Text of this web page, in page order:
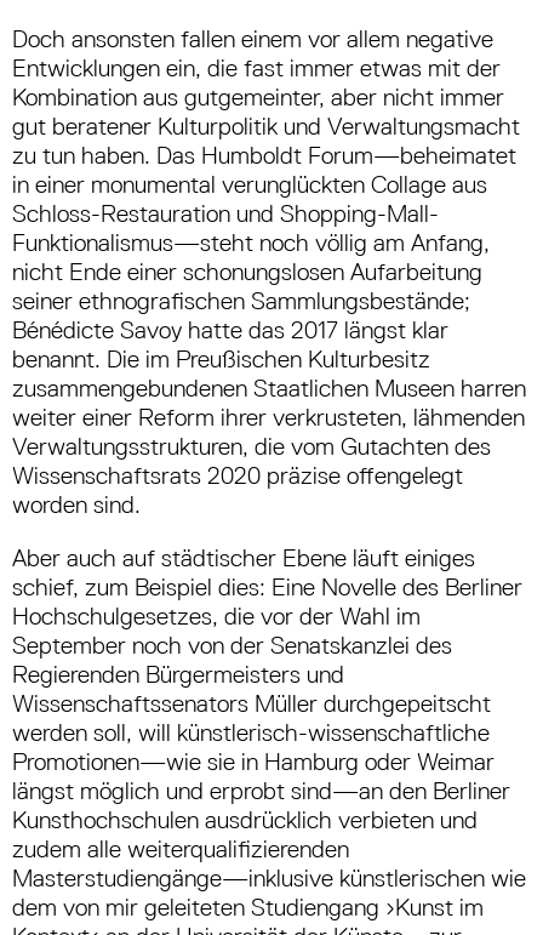
Doch ansonsten fallen einem vor allem negative
Entwicklungen ein, die fast immer etwas mit der
Kombination aus gutgemeinter, aber nicht immer
gut beratener Kulturpolitik und Verwaltungsmacht
zu tun haben. Das Humboldt Forum—beheimatet
in einer monumental verunglückten Collage aus
Schloss-Restauration und Shopping-Mall-
Funktionalismus—steht noch völlig am Anfang,
nicht Ende einer schonungslosen Aufarbeitung
seiner ethnografischen Sammlungsbestände;
Bénédicte Savoy hatte das 2017 längst klar
benannt. Die im Preußischen Kulturbesitz
zusammengebundenen Staatlichen Museen harren
weiter einer Reform ihrer verkrusteten, lähmenden
Verwaltungsstrukturen, die vom Gutachten des
Wissenschaftsrats 2020 präzise offengelegt
worden sind.
Aber auch auf städtischer Ebene läuft einiges
schief, zum Beispiel dies: Eine Novelle des Berliner
Hochschulgesetzes, die vor der Wahl im
September noch von der Senatskanzlei des
Regierenden Bürgermeisters und
Wissenschaftssenators Müller durchgepeitscht
werden soll, will künstlerisch-wissenschaftliche
Promotionen—wie sie in Hamburg oder Weimar
längst möglich und erprobt sind—an den Berliner
Kunsthochschulen ausdrücklich verbieten und
zudem alle weiterqualifizierenden
Masterstudiengänge—inklusive künstlerischen wie
dem von mir geleiteten Studiengang ›Kunst im